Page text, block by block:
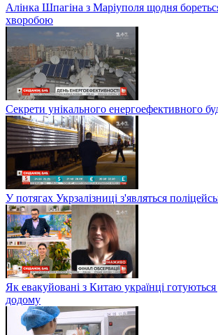
Алінка Шпагіна з Маріуполя щодня
хворобою
Секрети унікального енергоефективного
У потягах Укрзалізниці з'являться
Як евакуйовані з Китаю українці
додому